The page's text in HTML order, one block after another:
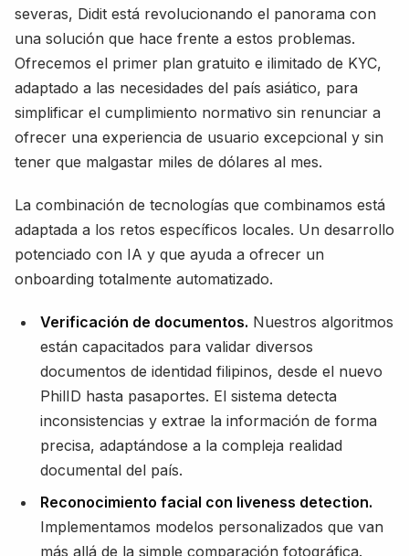
severas, Didit está revolucionando el panorama con
una solución que hace frente a estos problemas.
Ofrecemos el primer plan gratuito e ilimitado de KYC,
adaptado a las necesidades del país asiático, para
simplificar el cumplimiento normativo sin renunciar a
ofrecer una experiencia de usuario excepcional y sin
tener que malgastar miles de dólares al mes.
La combinación de tecnologías que combinamos está
adaptada a los retos específicos locales. Un desarrollo
potenciado con IA y que ayuda a ofrecer un
onboarding totalmente automatizado.
Verificación de documentos. Nuestros algoritmos
están capacitados para validar diversos
documentos de identidad filipinos, desde el nuevo
PhilID hasta pasaportes. El sistema detecta
inconsistencias y extrae la información de forma
precisa, adaptándose a la compleja realidad
documental del país.
Reconocimiento facial con liveness detection.
Implementamos modelos personalizados que van
más allá de la simple comparación fotográfica.